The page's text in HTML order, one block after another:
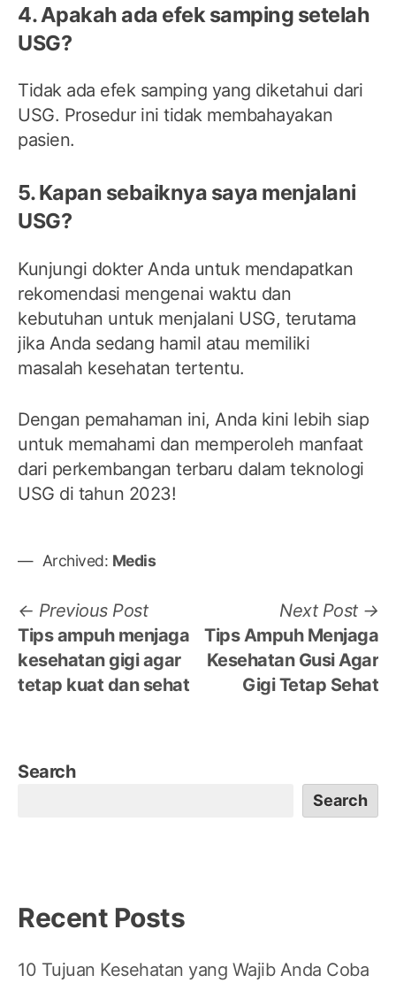
4. Apakah ada efek samping setelah
USG?
Tidak ada efek samping yang diketahui dari
USG. Prosedur ini tidak membahayakan
pasien.
5. Kapan sebaiknya saya menjalani
USG?
Kunjungi dokter Anda untuk mendapatkan
rekomendasi mengenai waktu dan
kebutuhan untuk menjalani USG, terutama
jika Anda sedang hamil atau memiliki
masalah kesehatan tertentu.
Dengan pemahaman ini, Anda kini lebih siap
untuk memahami dan memperoleh manfaat
dari perkembangan terbaru dalam teknologi
USG di tahun 2023!
Archived: Medis
Post
navigation
Previous PostPrevious
post:
Tips ampuh menjaga
kesehatan gigi agar
tetap kuat dan sehat
Next Post
Tips Ampuh Menjaga
Kesehatan Gusi Agar
Gigi Tetap Sehat
Search
Search
Recent Posts
10 Tujuan Kesehatan yang Wajib Anda Coba